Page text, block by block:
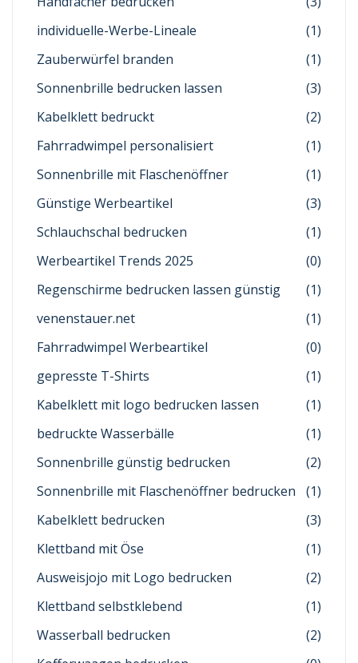
individuelle-Werbe-Lineale
(1)
Zauberwürfel branden
(1)
Sonnenbrille bedrucken lassen
(3)
Kabelklett bedruckt
(2)
Fahrradwimpel personalisiert
(1)
Sonnenbrille mit Flaschenöffner
(1)
Günstige Werbeartikel
(3)
Schlauchschal bedrucken
(1)
Werbeartikel Trends 2025
(0)
Regenschirme bedrucken lassen günstig
(1)
venenstauer.net
(1)
Fahrradwimpel Werbeartikel
(0)
gepresste T-Shirts
(1)
Kabelklett mit logo bedrucken lassen
(1)
bedruckte Wasserbälle
(1)
Sonnenbrille günstig bedrucken
(2)
Sonnenbrille mit Flaschenöffner bedrucken
(1)
Kabelklett bedrucken
(3)
Klettband mit Öse
(1)
Ausweisjojo mit Logo bedrucken
(2)
Klettband selbstklebend
(1)
Wasserball bedrucken
(2)